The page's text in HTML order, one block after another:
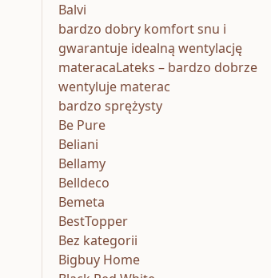
Balvi
bardzo dobry komfort snu i
gwarantuje idealną wentylację
materacaLateks – bardzo dobrze
wentyluje materac
bardzo sprężysty
Be Pure
Beliani
Bellamy
Belldeco
Bemeta
BestTopper
Bez kategorii
Bigbuy Home